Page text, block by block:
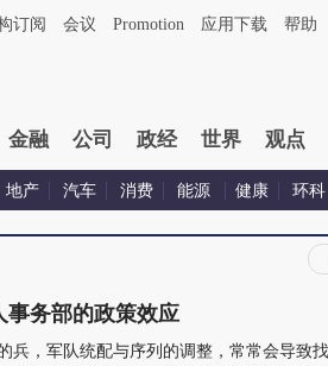
订阅 会议 Promotion 应用下载 帮助
金融 公司 政经 世界 观点
地产 汽车 消费 能源 健康 环科
事务部的政策效应
兵，军队统配与序列的调整，常常会导致